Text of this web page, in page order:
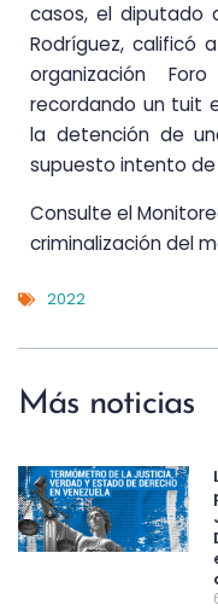
casos, el diputado
Rodríguez, calificó
organización
recordando un tuit
la detención de
supuesto intento de
Consulte el
criminalización del
2022
Más noticias